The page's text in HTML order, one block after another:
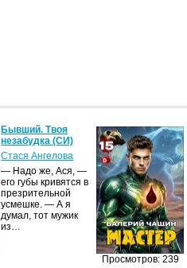
Бывший. Твоя
незабудка (СИ)
Стася Ангелова
— Надо же, Ася, —
его губы кривятся в
презрительной
усмешке. — А я
думал, тот мужик
из…
Просмотров: 239